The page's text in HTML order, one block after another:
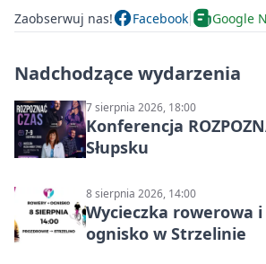
Zaobserwuj nas! Facebook Google
Nadchodzące wydarzenia
7 sierpnia 2026, 18:00
Konferencja
Słupsku
8 sierpnia 2026, 14:00
Wycieczka rowerowa
ognisko w Strzelinie